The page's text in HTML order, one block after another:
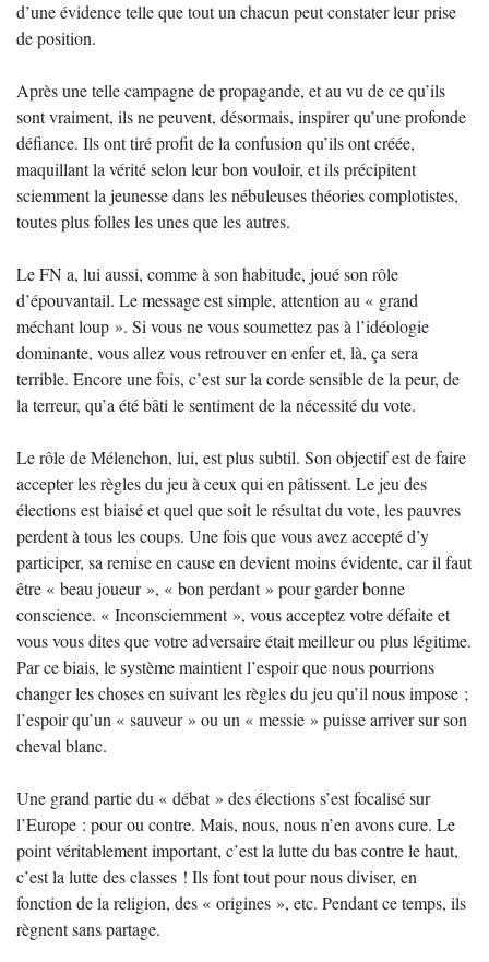
d’une évidence telle que tout un chacun peut constater leur prise
de position.
Après une telle campagne de propagande, et au vu de ce qu’ils
sont vraiment, ils ne peuvent, désormais, inspirer qu’une profonde
défiance. Ils ont tiré profit de la confusion qu’ils ont créée,
maquillant la vérité selon leur bon vouloir, et ils précipitent
sciemment la jeunesse dans les nébuleuses théories complotistes,
toutes plus folles les unes que les autres.
Le FN a, lui aussi, comme à son habitude, joué son rôle
d’épouvantail. Le message est simple, attention au « grand
méchant loup ». Si vous ne vous soumettez pas à l’idéologie
dominante, vous allez vous retrouver en enfer et, là, ça sera
terrible. Encore une fois, c’est sur la corde sensible de la peur, de
la terreur, qu’a été bâti le sentiment de la nécessité du vote.
Le rôle de Mélenchon, lui, est plus subtil. Son objectif est de faire
accepter les règles du jeu à ceux qui en pâtissent. Le jeu des
élections est biaisé et quel que soit le résultat du vote, les pauvres
perdent à tous les coups. Une fois que vous avez accepté d’y
participer, sa remise en cause en devient moins évidente, car il faut
être « beau joueur », « bon perdant » pour garder bonne
conscience. « Inconsciemment », vous acceptez votre défaite et
vous vous dites que votre adversaire était meilleur ou plus légitime.
Par ce biais, le système maintient l’espoir que nous pourrions
changer les choses en suivant les règles du jeu qu’il nous impose ;
l’espoir qu’un « sauveur » ou un « messie » puisse arriver sur son
cheval blanc.
Une grand partie du « débat » des élections s’est focalisé sur
l’Europe : pour ou contre. Mais, nous, nous n’en avons cure. Le
point véritablement important, c’est la lutte du bas contre le haut,
c’est la lutte des classes ! Ils font tout pour nous diviser, en
fonction de la religion, des « origines », etc. Pendant ce temps, ils
règnent sans partage.